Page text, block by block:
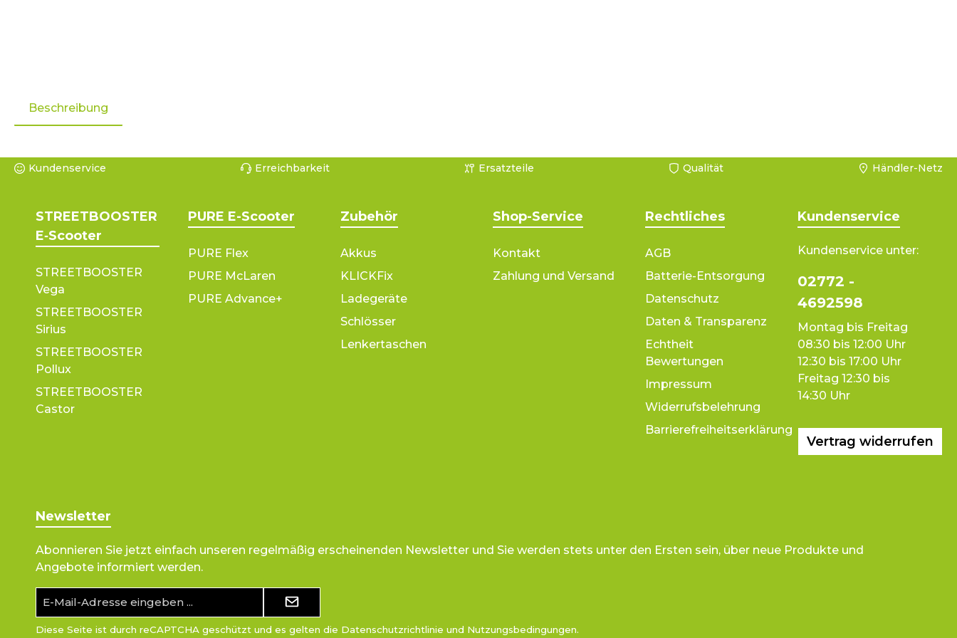
Beschreibung
Kundenservice Erreichbarkeit Ersatzteile Qualität Händler-Netz
STREETBOOSTER
E‑Scooter
STREETBOOSTER
Vega
STREETBOOSTER
Sirius
STREETBOOSTER
Pollux
STREETBOOSTER
Castor
PURE E-Scooter
PURE Flex
PURE McLaren
PURE Advance+
Zubehör
Akkus
KLICKFix
Ladegeräte
Schlösser
Lenkertaschen
Shop-Service
Kontakt
Zahlung und Versand
Rechtliches
AGB
Batterie-Entsorgung
Datenschutz
Daten & Transparenz
Echtheit
Bewertungen
Impressum
Widerrufsbelehrung
Barrierefreiheitserklärung
Kundenservice
Kundenservice unter:
02772 -
4692598
Montag bis Freitag
08:30 bis 12:00 Uhr
12:30 bis 17:00 Uhr
Freitag 12:30 bis
14:30 Uhr
Vertrag widerrufen
Newsletter
Abonnieren Sie jetzt einfach unseren regelmäßig erscheinenden Newsletter und Sie werden stets unter den Ersten sein, über neue Produkte und
Angebote informiert werden.
Mail-
Adresse*
Diese Seite ist durch reCAPTCHA geschützt und es gelten die Datenschutzrichtlinie und Nutzungsbedingungen.